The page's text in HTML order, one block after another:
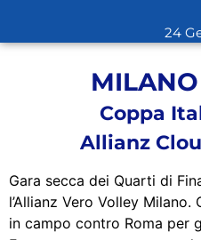
24
Coppa
Allianz
Gara secca dei Quarti di
l’Allianz Vero Volley
in campo contro Roma per